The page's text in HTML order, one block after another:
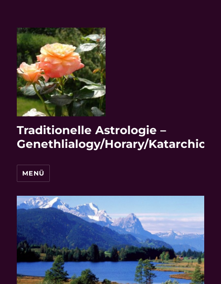
Traditionelle Astrologie –
Genethlialogy/Horary/Katarchic/
MENÜ